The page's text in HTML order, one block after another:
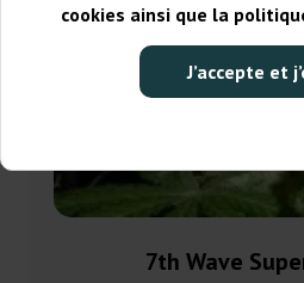
cookies ainsi que la
J’accepte et
7th Wave